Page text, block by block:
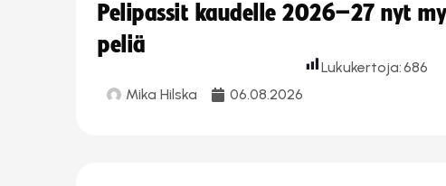
Pelipassit kaudelle 2026–27 nyt
peliä
Mika Hilska 06.08.2026
Lukukertoja:686